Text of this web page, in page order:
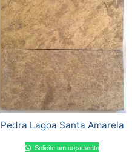
Pedra Lagoa Santa Amarela
Solicite um orçamento